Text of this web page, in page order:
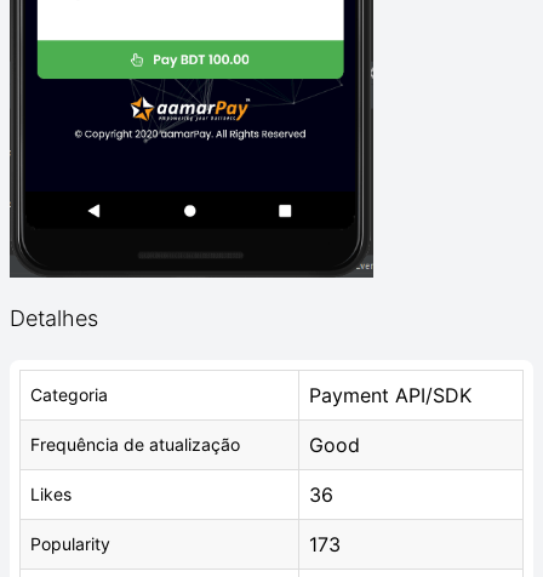
Detalhes
Categoria Payment API/SDK
Frequência de atualização Good
Likes 36
Popularity 173